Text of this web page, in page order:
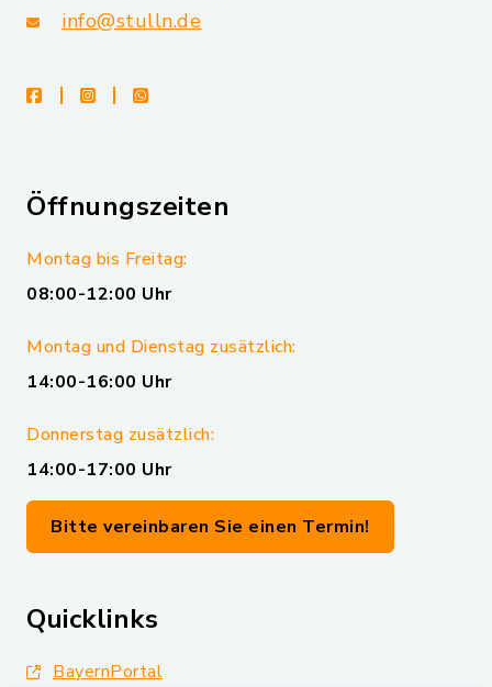
info@stulln.de
facebookinstagramwhatsapp
Öffnungszeiten
Montag bis Freitag:
08:00-12:00 Uhr
Montag und Dienstag zusätzlich:
14:00-16:00 Uhr
Donnerstag zusätzlich:
14:00-17:00 Uhr
Bitte vereinbaren Sie einen Termin!
Quicklinks
BayernPortal